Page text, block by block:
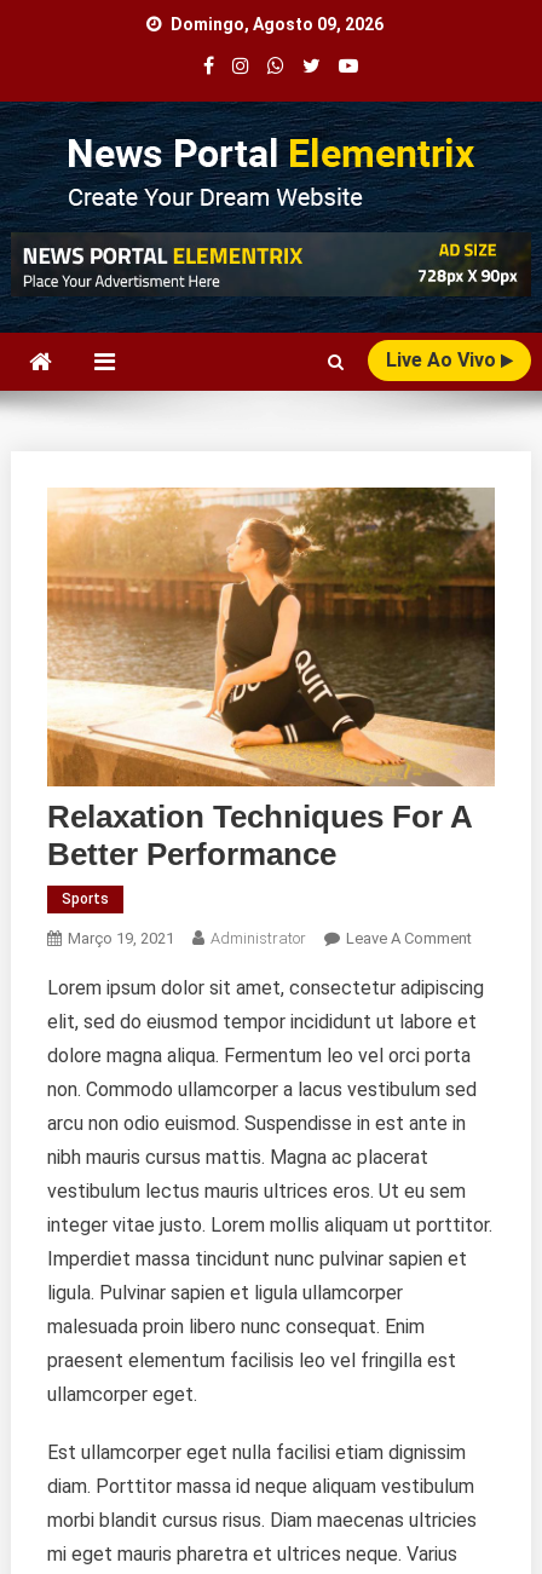
Domingo, Agosto 09, 2026
Agência Web
Seu Portal de Notícias!
Live Ao Vivo
Relaxation Techniques For A
Better Performance
Sports
Março 19, 2021 Administrator Leave A CommentOn
For
Lorem ipsum dolor sit amet, consectetur adipiscing
elit, sed do eiusmod tempor incididunt ut labore et
dolore magna aliqua. Fermentum leo vel orci porta
non. Commodo ullamcorper a lacus vestibulum sed
arcu non odio euismod. Suspendisse in est ante in
nibh mauris cursus mattis. Magna ac placerat
vestibulum lectus mauris ultrices eros. Ut eu sem
integer vitae justo. Lorem mollis aliquam ut porttitor.
Imperdiet massa tincidunt nunc pulvinar sapien et
ligula. Pulvinar sapien et ligula ullamcorper
malesuada proin libero nunc consequat. Enim
praesent elementum facilisis leo vel fringilla est
ullamcorper eget.
Est ullamcorper eget nulla facilisi etiam dignissim
diam. Porttitor massa id neque aliquam vestibulum
morbi blandit cursus risus. Diam maecenas ultricies
mi eget mauris pharetra et ultrices neque. Varius